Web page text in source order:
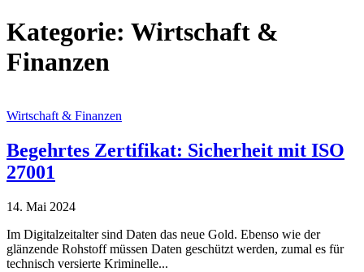
Kategorie: Wirtschaft &
Finanzen
Wirtschaft & Finanzen
Begehrtes Zertifikat: Sicherheit mit ISO
27001
14. Mai 2024
Im Digitalzeitalter sind Daten das neue Gold. Ebenso wie der
glänzende Rohstoff müssen Daten geschützt werden, zumal es für
technisch versierte Kriminelle...